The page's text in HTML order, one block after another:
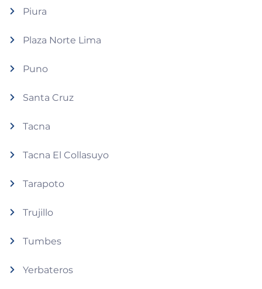
Piura
Plaza Norte Lima
Puno
Santa Cruz
Tacna
Tacna El Collasuyo
Tarapoto
Trujillo
Tumbes
Yerbateros